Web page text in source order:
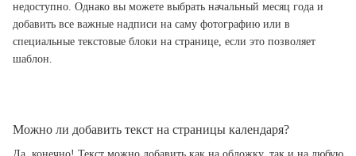
недоступно. Однако вы можете выбрать начальный месяц года и
добавить все важные надписи на саму фотографию или в
специальные текстовые блоки на странице, если это позволяет
шаблон.
Можно ли добавить текст на страницы календаря?